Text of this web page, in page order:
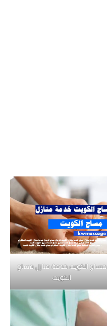
مساج الكويت خدمة منازل مساج
الكويت